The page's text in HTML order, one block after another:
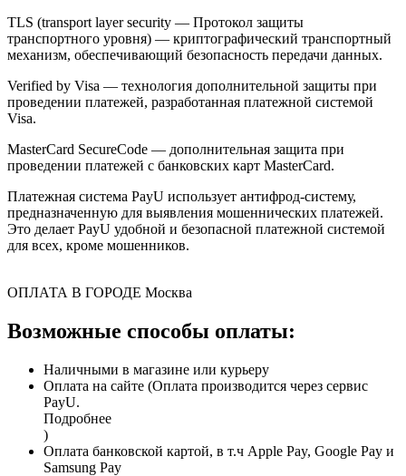
TLS (transport layer security — Протокол защиты
транспортного уровня) — криптографический транспортный
механизм, обеспечивающий безопасность передачи данных.
Verified by Visa — технология дополнительной защиты при
проведении платежей, разработанная платежной системой
Visa.
MasterCard SecureCode — дополнительная защита при
проведении платежей с банковских карт MasterCard.
Платежная система PayU использует антифрод-систему,
предназначенную для выявления мошеннических платежей.
Это делает PayU удобной и безопасной платежной системой
для всех, кроме мошенников.
ОПЛАТА В ГОРОДЕ Москва
Возможные способы оплаты:
Наличными в магазине или курьеру
Оплата на сайте (Оплата производится через сервис
PayU.
Подробнее
)
Оплата банковской картой, в т.ч Apple Pay, Google Pay и
Samsung Pay